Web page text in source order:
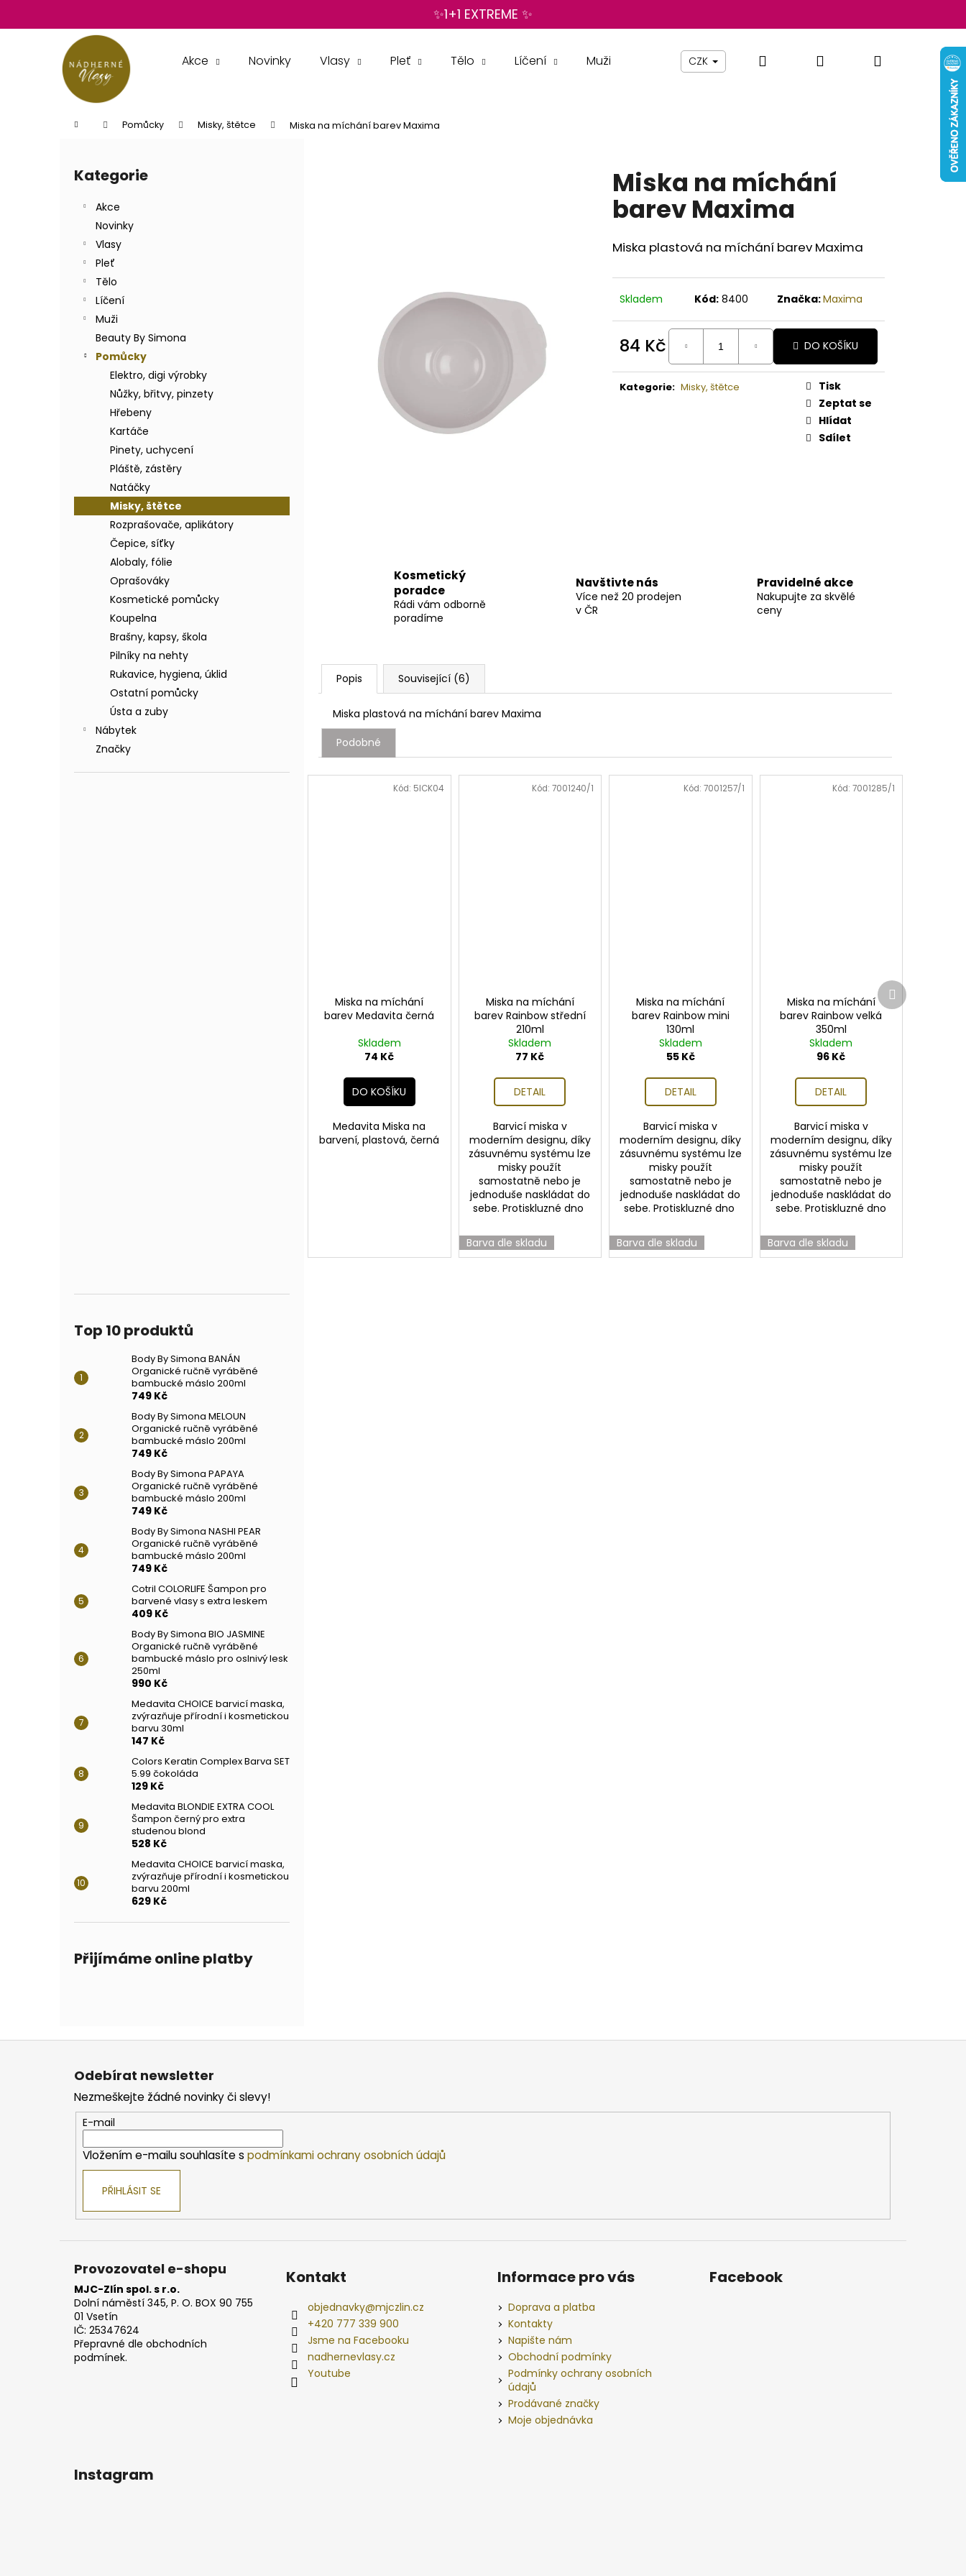
obsah
✨1+1 EXTREME ✨
Akce Novinky Vlasy Pleť Tělo Líčení Muži Beauty By Simona Pomůcky Nábytek
CZK Hledat PřihlášeníNákupní
Domů Pomůcky Misky, štětce Miska na míchání barev Maxima
Přeskočit
kategorie
Kategorie
Akce
Novinky
Vlasy
Pleť
Tělo
Líčení
Muži
Beauty By Simona
Pomůcky
Elektro, digi výrobky
Nůžky, břitvy, pinzety
Hřebeny
Kartáče
Pinety, uchycení
Pláště, zástěry
Natáčky
Misky, štětce
Rozprašovače, aplikátory
Čepice, síťky
Alobaly, fólie
Oprašováky
Kosmetické pomůcky
Koupelna
Brašny, kapsy, škola
Pilníky na nehty
Rukavice, hygiena, úklid
Ostatní pomůcky
Ústa a zuby
Nábytek
Značky
Top 10 produktů
Body By Simona BANÁN
Organické ručně vyráběné
bambucké máslo 200ml
749 Kč
Body By Simona MELOUN
Organické ručně vyráběné
bambucké máslo 200ml
749 Kč
Body By Simona PAPAYA
Organické ručně vyráběné
bambucké máslo 200ml
749 Kč
Body By Simona NASHI PEAR
Organické ručně vyráběné
bambucké máslo 200ml
749 Kč
Cotril COLORLIFE Šampon pro
barvené vlasy s extra leskem
409 Kč
Body By Simona BIO JASMINE
Organické ručně vyráběné
bambucké máslo pro oslnivý lesk
250ml
990 Kč
Medavita CHOICE barvicí maska,
zvýrazňuje přírodní i kosmetickou
barvu 30ml
147 Kč
Colors Keratin Complex Barva SET
5.99 čokoláda
129 Kč
Medavita BLONDIE EXTRA COOL
Šampon černý pro extra
studenou blond
528 Kč
Medavita CHOICE barvicí maska,
zvýrazňuje přírodní i kosmetickou
barvu 200ml
629 Kč
Přijímáme online platby
Miska na míchání
barev Maxima
Miska plastová na míchání barev Maxima
Skladem Kód: 8400 Značka:Maxima
84 Kč
cena:
DO KOŠÍKU
Kategorie: Misky, štětce
Tisk
Zeptat se
Hlídat
Sdílet
Kosmetický
poradce
Rádi vám odborně
poradíme
Navštivte nás
Více než 20 prodejen
v ČR
Pravidelné akce
Nakupujte za skvělé
ceny
Popis Související (6)
Miska plastová na míchání barev Maxima
Podobné
Miska na míchání
barev Medavita černá
Skladem
74 Kč
DO KOŠÍKU
Medavita Miska na
barvení, plastová, černá
Kód: 5ICK04
Miska na míchání
barev Rainbow střední
210ml
Skladem
77 Kč
DETAIL
Barvicí miska v
moderním designu, díky
zásuvnému systému lze
misky použít
samostatně nebo je
jednoduše naskládat do
sebe. Protiskluzné dno
Barva dle skladu
Kód: 7001240/1
Miska na míchání
barev Rainbow mini
130ml
Skladem
55 Kč
DETAIL
Barvicí miska v
moderním designu, díky
zásuvnému systému lze
misky použít
samostatně nebo je
jednoduše naskládat do
sebe. Protiskluzné dno
Barva dle skladu
Kód: 7001257/1
Miska na míchání
barev Rainbow velká
350ml
Skladem
96 Kč
DETAIL
Barvicí miska v
moderním designu, díky
zásuvnému systému lze
misky použít
samostatně nebo je
jednoduše naskládat do
sebe. Protiskluzné dno
Barva dle skladu
Kód: 7001285/1
Další
produkt
o
obchodu
obchodu
BODY BY SIMONA BANÁN ORGANICKÉ
RUČNĚ VYRÁBĚNÉ BAMBUCKÉ MÁSLO
200ML
749 Kč
BODY BY SIMONA MELOUN ORGANICKÉ
RUČNĚ VYRÁBĚNÉ BAMBUCKÉ MÁSLO
BODY BY SIMONA PAPAYA ORGANICKÉ
RUČNĚ VYRÁBĚNÉ BAMBUCKÉ MÁSLO
Z
Odebírat newsletter
Nezmeškejte žádné novinky či slevy!
E-mail
Vložením e-mailu souhlasíte s podmínkami ochrany osobních údajů
PŘIHLÁSIT SE
Provozovatel e-shopu
MJC-Zlín spol. s r.o.
Dolní náměstí 345, P. O. BOX 90 755
01 Vsetín
IČ: 25347624
Přepravné dle obchodních
podmínek.
Kontakt
objednavky@mjczlin.cz
+420 777 339 900
Jsme na Facebooku
nadhernevlasy.cz
Youtube
Informace pro vás
Doprava a platba
Kontakty
Napište nám
Obchodní podmínky
Podmínky ochrany osobních
údajů
Prodávané značky
Moje objednávka
Facebook
Instagram